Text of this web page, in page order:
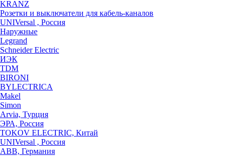
KRANZ
Розетки и выключатели для кабель-каналов
UNIVersal , Россия
Наружные
Legrand
Schneider Electric
ИЭК
TDM
BIRONI
BYLECTRICA
Makel
Simon
Arvia, Турция
ЭРА, Россия
TOKOV ELECTRIC, Китай
UNIVersal , Россия
ABB, Германия